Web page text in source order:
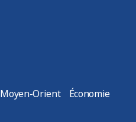
Moyen-Orient Économie